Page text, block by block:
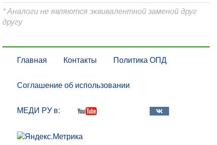
* Аналоги не являются эквивалентной заменой друг
другу
Главная Контакты Политика ОПД
Соглашение об использовании
МЕДИ РУ в: